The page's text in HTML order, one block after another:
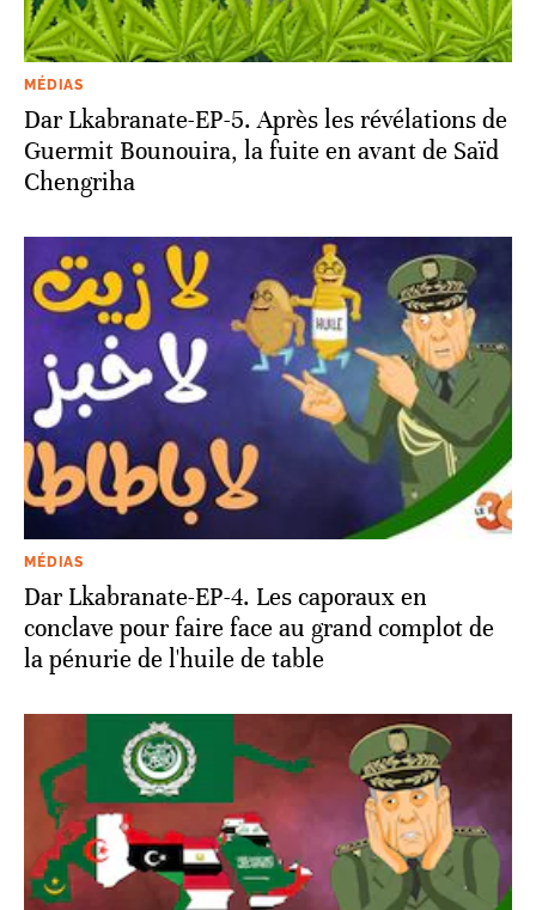
MÉDIAS
Dar Lkabranate-EP-5. Après les révélations de
Guermit Bounouira, la fuite en avant de Saïd
Chengriha
MÉDIAS
Dar Lkabranate-EP-4. Les caporaux en
conclave pour faire face au grand complot de
la pénurie de l'huile de table